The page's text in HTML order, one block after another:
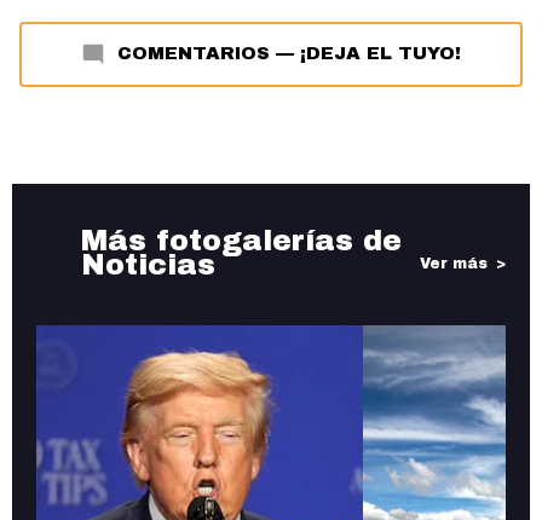
COMENTARIOS — ¡DEJA EL TUYO!
Más fotogalerías de
Noticias Ver más